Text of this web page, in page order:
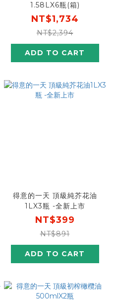
1.58LX6瓶(箱)
NT$1,734
NT$2,394
ADD TO CART
得意的一天 頂級純芥花油
1LX3瓶 -全新上市
NT$399
NT$891
ADD TO CART